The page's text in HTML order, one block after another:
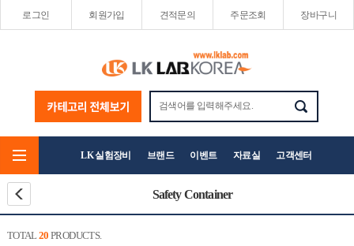
로그인 회원가입 견적문의 주문조회 장바구니
LK 실험장비 브랜드 이벤트 자료실 고객센터
Safety Container
TOTAL20 PRODUCTS.